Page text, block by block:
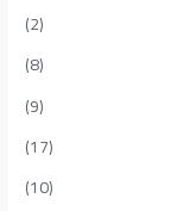
(2)
(8)
(9)
(17)
(10)